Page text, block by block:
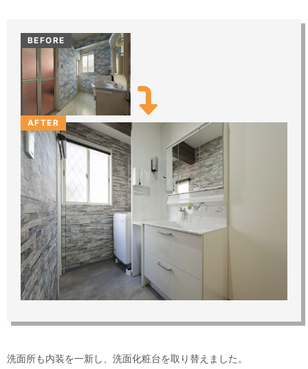
BEFORE
AFTER
洗面所も内装を一新し、洗面化粧台を取り替えました。